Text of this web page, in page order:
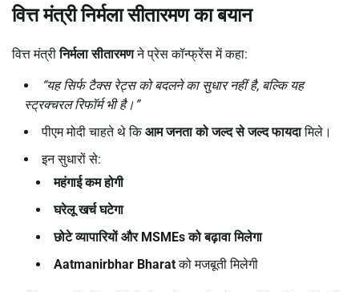
वित्त मंत्री निर्मला सीतारमण का बयान
वित्त मंत्रीनिर्मला सीतारमणने प्रेस कॉन्फ्रेंस में कहा:
“यह सिर्फ टैक्स रेट्स को बदलने का सुधार नहीं है, बल्कि यह
स्ट्रक्चरल रिफॉर्म भी है।”
पीएम मोदी चाहते थे किआम जनता को जल्द से जल्द फायदामिले।
इन सुधारों से:
महंगाई कम होगी
घरेलू खर्च घटेगा
छोटे व्यापारियों और MSMEsको बढ़ावा मिलेगा
Aatmanirbhar Bharatको मजबूती मिलेगी